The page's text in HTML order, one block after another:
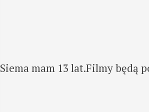
Siema mam 13 lat.Filmy będą